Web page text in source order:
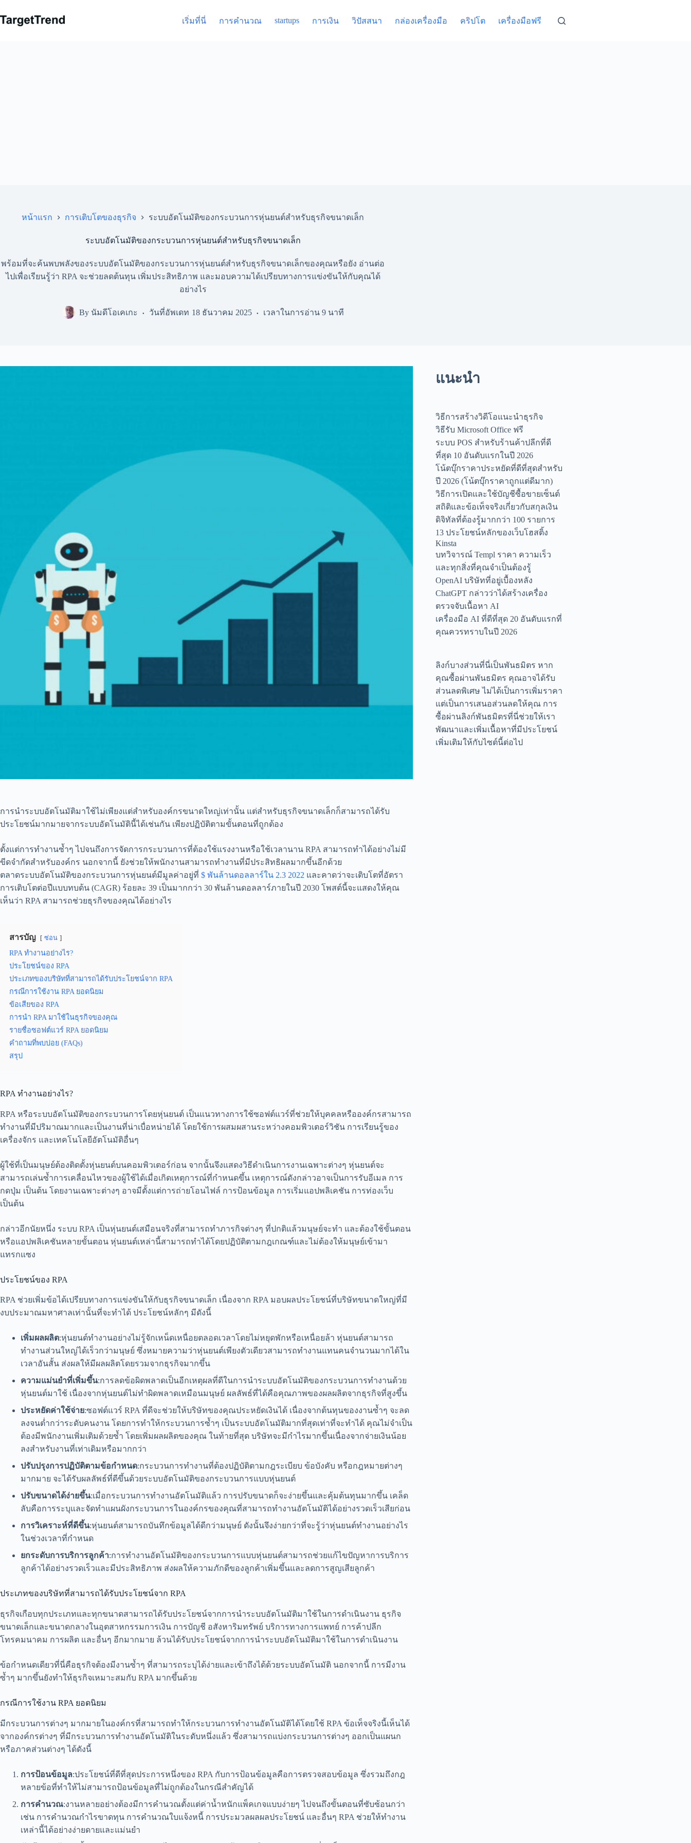
ไป
เริ่มที่นี่ การคำนวณ startups การเงิน วิปัสสนา กล่องเครื่องมือ คริปโต เครื่องมือฟรี
หน้าแรก การเติบโตของธุรกิจ ระบบอัตโนมัติของกระบวนการหุ่นยนต์สำหรับธุรกิจขนาดเล็ก
ระบบอัตโนมัติของกระบวนการหุ่นยนต์สำหรับธุรกิจขนาดเล็ก
พร้อมที่จะค้นพบพลังของระบบอัตโนมัติของกระบวนการหุ่นยนต์สำหรับธุรกิจขนาดเล็กของคุณหรือยัง อ่านต่อ
ไปเพื่อเรียนรู้ว่า RPA จะช่วยลดต้นทุน เพิ่มประสิทธิภาพ และมอบความได้เปรียบทางการแข่งขันให้กับคุณได้
อย่างไร
By นัมดีโอเคเกะ วันที่อัพเดท 18 ธันวาคม 2025 เวลาในการอ่าน 9 นาที
การนำระบบอัตโนมัติมาใช้ไม่เพียงแต่สำหรับองค์กรขนาดใหญ่เท่านั้น แต่สำหรับธุรกิจขนาดเล็กก็สามารถได้รับ
ประโยชน์มากมายจากระบบอัตโนมัตินี้ได้เช่นกัน เพียงปฏิบัติตามขั้นตอนที่ถูกต้อง
ตั้งแต่การทำงานซ้ำๆ ไปจนถึงการจัดการกระบวนการที่ต้องใช้แรงงานหรือใช้เวลานาน RPA สามารถทำได้อย่างไม่มี
ขีดจำกัดสำหรับองค์กร นอกจากนี้ ยังช่วยให้พนักงานสามารถทำงานที่มีประสิทธิผลมากขึ้นอีกด้วย
ตลาดระบบอัตโนมัติของกระบวนการหุ่นยนต์มีมูลค่าอยู่ที่ $ พันล้านดอลลาร์ใน 2.3 2022 และคาดว่าจะเติบโตที่อัตรา
การเติบโตต่อปีแบบทบต้น (CAGR) ร้อยละ 39 เป็นมากกว่า 30 พันล้านดอลลาร์ภายในปี 2030 โพสต์นี้จะแสดงให้คุณ
เห็นว่า RPA สามารถช่วยธุรกิจของคุณได้อย่างไร
สารบัญ ซ่อน
RPA ทำงานอย่างไร?
ประโยชน์ของ RPA
ประเภทของบริษัทที่สามารถได้รับประโยชน์จาก RPA
กรณีการใช้งาน RPA ยอดนิยม
ข้อเสียของ RPA
การนำ RPA มาใช้ในธุรกิจของคุณ
รายชื่อซอฟต์แวร์ RPA ยอดนิยม
คำถามที่พบบ่อย (FAQs)
สรุป
RPA ทำงานอย่างไร?
RPA หรือระบบอัตโนมัติของกระบวนการโดยหุ่นยนต์ เป็นแนวทางการใช้ซอฟต์แวร์ที่ช่วยให้บุคคลหรือองค์กรสามารถ
ทำงานที่มีปริมาณมากและเป็นงานที่น่าเบื่อหน่ายได้ โดยใช้การผสมผสานระหว่างคอมพิวเตอร์วิชัน การเรียนรู้ของ
เครื่องจักร และเทคโนโลยีอัตโนมัติอื่นๆ
ผู้ใช้ที่เป็นมนุษย์ต้องติดตั้งหุ่นยนต์บนคอมพิวเตอร์ก่อน จากนั้นจึงแสดงวิธีดำเนินการงานเฉพาะต่างๆ หุ่นยนต์จะ
สามารถเล่นซ้ำการเคลื่อนไหวของผู้ใช้ได้เมื่อเกิดเหตุการณ์ที่กำหนดขึ้น เหตุการณ์ดังกล่าวอาจเป็นการรับอีเมล การ
กดปุ่ม เป็นต้น โดยงานเฉพาะต่างๆ อาจมีตั้งแต่การถ่ายโอนไฟล์ การป้อนข้อมูล การเริ่มแอปพลิเคชัน การท่องเว็บ
เป็นต้น
กล่าวอีกนัยหนึ่ง ระบบ RPA เป็นหุ่นยนต์เสมือนจริงที่สามารถทำภารกิจต่างๆ ที่ปกติแล้วมนุษย์จะทำ และต้องใช้ขั้นตอน
หรือแอปพลิเคชันหลายขั้นตอน หุ่นยนต์เหล่านี้สามารถทำได้โดยปฏิบัติตามกฎเกณฑ์และไม่ต้องให้มนุษย์เข้ามา
แทรกแซง
ประโยชน์ของ RPA
RPA ช่วยเพิ่มข้อได้เปรียบทางการแข่งขันให้กับธุรกิจขนาดเล็ก เนื่องจาก RPA มอบผลประโยชน์ที่บริษัทขนาดใหญ่ที่มี
งบประมาณมหาศาลเท่านั้นที่จะทำได้ ประโยชน์หลักๆ มีดังนี้
เพิ่มผลผลิต:หุ่นยนต์ทำงานอย่างไม่รู้จักเหน็ดเหนื่อยตลอดเวลาโดยไม่หยุดพักหรือเหนื่อยล้า หุ่นยนต์สามารถ
ทำงานส่วนใหญ่ได้เร็วกว่ามนุษย์ ซึ่งหมายความว่าหุ่นยนต์เพียงตัวเดียวสามารถทำงานแทนคนจำนวนมากได้ใน
เวลาอันสั้น ส่งผลให้มีผลผลิตโดยรวมจากธุรกิจมากขึ้น
ความแม่นยำที่เพิ่มขึ้น:การลดข้อผิดพลาดเป็นอีกเหตุผลที่ดีในการนำระบบอัตโนมัติของกระบวนการทำงานด้วย
หุ่นยนต์มาใช้ เนื่องจากหุ่นยนต์ไม่ทำผิดพลาดเหมือนมนุษย์ ผลลัพธ์ที่ได้คือคุณภาพของผลผลิตจากธุรกิจที่สูงขึ้น
ประหยัดค่าใช้จ่าย:ซอฟต์แวร์ RPA ที่ดีจะช่วยให้บริษัทของคุณประหยัดเงินได้ เนื่องจากต้นทุนของงานซ้ำๆ จะลด
ลงจนต่ำกว่าระดับคนงาน โดยการทำให้กระบวนการซ้ำๆ เป็นระบบอัตโนมัติมากที่สุดเท่าที่จะทำได้ คุณไม่จำเป็น
ต้องมีพนักงานเพิ่มเติมด้วยซ้ำ โดยเพิ่มผลผลิตของคุณ ในท้ายที่สุด บริษัทจะมีกำไรมากขึ้นเนื่องจากจ่ายเงินน้อย
ลงสำหรับงานที่เท่าเดิมหรือมากกว่า
ปรับปรุงการปฏิบัติตามข้อกำหนด:กระบวนการทำงานที่ต้องปฏิบัติตามกฎระเบียบ ข้อบังคับ หรือกฎหมายต่างๆ
มากมาย จะได้รับผลลัพธ์ที่ดีขึ้นด้วยระบบอัตโนมัติของกระบวนการแบบหุ่นยนต์
ปรับขนาดได้ง่ายขึ้น:เมื่อกระบวนการทำงานอัตโนมัติแล้ว การปรับขนาดก็จะง่ายขึ้นและคุ้มต้นทุนมากขึ้น เคล็ด
ลับคือการระบุและจัดทำแผนผังกระบวนการในองค์กรของคุณที่สามารถทำงานอัตโนมัติได้อย่างรวดเร็วเสียก่อน
การวิเคราะห์ที่ดีขึ้น:หุ่นยนต์สามารถบันทึกข้อมูลได้ดีกว่ามนุษย์ ดังนั้นจึงง่ายกว่าที่จะรู้ว่าหุ่นยนต์ทำงานอย่างไร
ในช่วงเวลาที่กำหนด
ยกระดับการบริการลูกค้า:การทำงานอัตโนมัติของกระบวนการแบบหุ่นยนต์สามารถช่วยแก้ไขปัญหาการบริการ
ลูกค้าได้อย่างรวดเร็วและมีประสิทธิภาพ ส่งผลให้ความภักดีของลูกค้าเพิ่มขึ้นและลดการสูญเสียลูกค้า
ประเภทของบริษัทที่สามารถได้รับประโยชน์จาก RPA
ธุรกิจเกือบทุกประเภทและทุกขนาดสามารถได้รับประโยชน์จากการนำระบบอัตโนมัติมาใช้ในการดำเนินงาน ธุรกิจ
ขนาดเล็กและขนาดกลางในอุตสาหกรรมการเงิน การบัญชี อสังหาริมทรัพย์ บริการทางการแพทย์ การค้าปลีก
โทรคมนาคม การผลิต และอื่นๆ อีกมากมาย ล้วนได้รับประโยชน์จากการนำระบบอัตโนมัติมาใช้ในการดำเนินงาน
ข้อกำหนดเดียวที่นี่คือธุรกิจต้องมีงานซ้ำๆ ที่สามารถระบุได้ง่ายและเข้าถึงได้ด้วยระบบอัตโนมัติ นอกจากนี้ การมีงาน
ซ้ำๆ มากขึ้นยังทำให้ธุรกิจเหมาะสมกับ RPA มากขึ้นด้วย
กรณีการใช้งาน RPA ยอดนิยม
มีกระบวนการต่างๆ มากมายในองค์กรที่สามารถทำให้กระบวนการทำงานอัตโนมัติได้โดยใช้ RPA ข้อเท็จจริงนี้เห็นได้
จากองค์กรต่างๆ ที่มีกระบวนการทำงานอัตโนมัติในระดับหนึ่งแล้ว ซึ่งสามารถแบ่งกระบวนการต่างๆ ออกเป็นแผนก
หรือภาคส่วนต่างๆ ได้ดังนี้
การป้อนข้อมูล:ประโยชน์ที่ดีที่สุดประการหนึ่งของ RPA กับการป้อนข้อมูลคือการตรวจสอบข้อมูล ซึ่งรวมถึงกฎ
หลายข้อที่ทำให้ไม่สามารถป้อนข้อมูลที่ไม่ถูกต้องในกรณีสำคัญได้
การคำนวณ:งานหลายอย่างต้องมีการคำนวณตั้งแต่ค่าน้ำหนักแพ็คเกจแบบง่ายๆ ไปจนถึงขั้นตอนที่ซับซ้อนกว่า
เช่น การคำนวณกำไรขาดทุน การคำนวณใบแจ้งหนี้ การประมวลผลผลประโยชน์ และอื่นๆ RPA ช่วยให้ทำงาน
เหล่านี้ได้อย่างง่ายดายและแม่นยำ
แนะนำ
วิธีการสร้างวิดีโอแนะนำธุรกิจ
วิธีรับ Microsoft Office ฟรี
ระบบ POS สำหรับร้านค้าปลีกที่ดี
ที่สุด 10 อันดับแรกในปี 2026
โน้ตบุ๊กราคาประหยัดที่ดีที่สุดสำหรับ
ปี 2026 (โน้ตบุ๊กราคาถูกแต่ดีมาก)
วิธีการเปิดและใช้บัญชีซื้อขายเซ็นต์
สถิติและข้อเท็จจริงเกี่ยวกับสกุลเงิน
ดิจิทัลที่ต้องรู้มากกว่า 100 รายการ
13 ประโยชน์หลักของเว็บโฮสติ้ง
Kinsta
บทวิจารณ์ Templ ราคา ความเร็ว
และทุกสิ่งที่คุณจำเป็นต้องรู้
OpenAI บริษัทที่อยู่เบื้องหลัง
ChatGPT กล่าวว่าได้สร้างเครื่อง
ตรวจจับเนื้อหา AI
เครื่องมือ AI ที่ดีที่สุด 20 อันดับแรกที่
คุณควรทราบในปี 2026
ลิงก์บางส่วนที่นี่เป็นพันธมิตร หาก
คุณซื้อผ่านพันธมิตร คุณอาจได้รับ
ส่วนลดพิเศษ ไม่ได้เป็นการเพิ่มราคา
แต่เป็นการเสนอส่วนลดให้คุณ การ
ซื้อผ่านลิงก์พันธมิตรที่นี่ช่วยให้เรา
พัฒนาและเพิ่มเนื้อหาที่มีประโยชน์
เพิ่มเติมให้กับไซต์นี้ต่อไป